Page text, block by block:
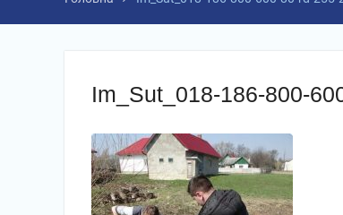
Im_Sut_018-186-800-